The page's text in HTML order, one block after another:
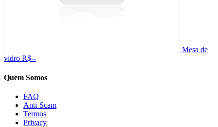
Mesa de
vidro R$--
Quem Somos
FAQ
Anti-Scam
Termos
Privacy